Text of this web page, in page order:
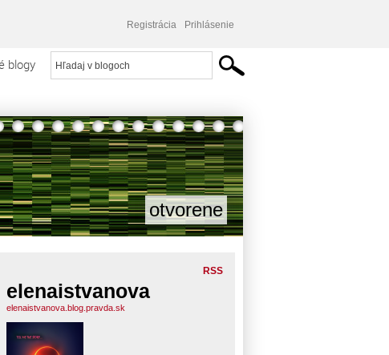
Registrácia Prihlásenie
blogy
otvorene
RSS
elenaistvanova
elenaistvanova.blog.pravda.sk